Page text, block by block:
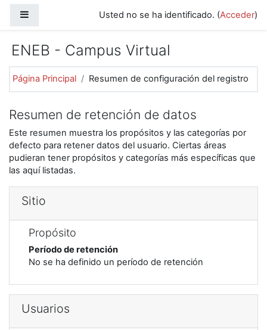
Usted no se ha identificado. (Acceder)
ENEB - Campus Virtual
Página Principal Resumen de configuración del registro
Resumen de retención de datos
Este resumen muestra los propósitos y las categorías por
defecto para retener datos del usuario. Ciertas áreas
pudieran tener propósitos y categorías más específicas que
las aquí listadas.
Sitio
Propósito
Período de retención
No se ha definido un período de retención
Usuarios